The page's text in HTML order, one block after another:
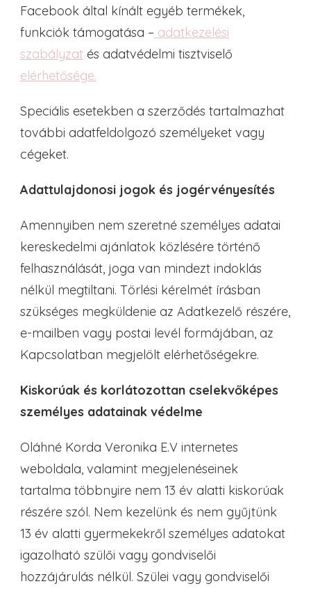
Facebook által kínált egyéb termékek,
funkciók támogatása – adatkezelési
szabályzat és adatvédelmi tisztviselő
elérhetősége.
Speciális esetekben a szerződés tartalmazhat
további adatfeldolgozó személyeket vagy
cégeket.
Adattulajdonosi jogok és jogérvényesítés
Amennyiben nem szeretné személyes adatai
kereskedelmi ajánlatok közlésére történő
felhasználását, joga van mindezt indoklás
nélkül megtiltani. Törlési kérelmét írásban
szükséges megküldenie az Adatkezelő részére,
e-mailben vagy postai levél formájában, az
Kapcsolatban megjelölt elérhetőségekre.
Kiskorúak és korlátozottan cselekvőképes
személyes adatainak védelme
Oláhné Korda Veronika E.V internetes
weboldala, valamint megjelenéseinek
tartalma többnyire nem 13 év alatti kiskorúak
részére szól. Nem kezelünk és nem gyűjtünk
13 év alatti gyermekekről személyes adatokat
igazolható szülői vagy gondviselői
hozzájárulás nélkül. Szülei vagy gondviselői